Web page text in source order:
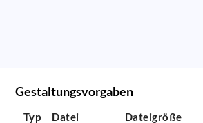
Gestaltungsvorgaben
Typ Datei Dateigröße